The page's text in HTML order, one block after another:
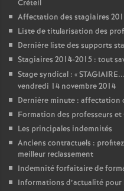
Créteil
Affectation des stagiaires
Liste de titularisation des
Dernière liste des supports
Stagiaires 2014-2015 : tout
Stage syndical : «STAGIAIRE...
vendredi 14 novembre 2014
Dernière minute : affectation
Formation des professeurs et
Les principales indemnités
Anciens contractuels :
meilleur reclassement
Indemnité forfaitaire de
Informations d’actualité pour